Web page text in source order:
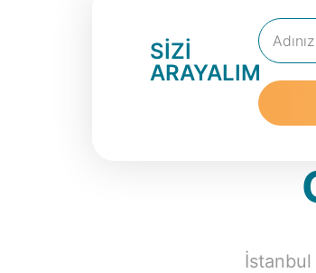
SİZİ
ARAYALIM
İstanbul